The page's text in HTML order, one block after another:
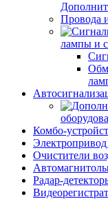
Провода
лампы и
Комбо-
Очистители
Радар-